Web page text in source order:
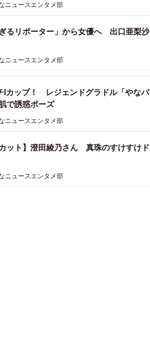
ニュースエンタメ部
ぎるリポーター」から女優へ 出口亜梨
ニュースエンタメ部
Iカップ！ レジェンドグラドル「やな
で誘惑ポーズ
ニュースエンタメ部
カット】澄田綾乃さん 真珠のすけすけ
ニュースエンタメ部